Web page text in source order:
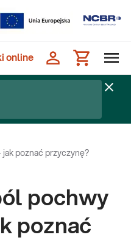
online
poznać przyczynę?
pochwy
poznać